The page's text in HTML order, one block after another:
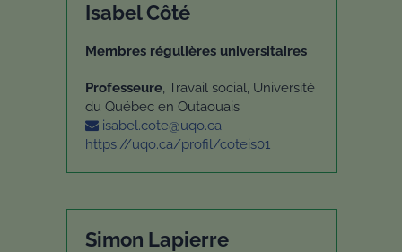
Isabel Côté
Membres régulières universitaires
Professeure, Travail social, Université
du Québec en Outaouais
isabel.cote@uqo.ca
https://uqo.ca/profil/coteis01
Simon Lapierre